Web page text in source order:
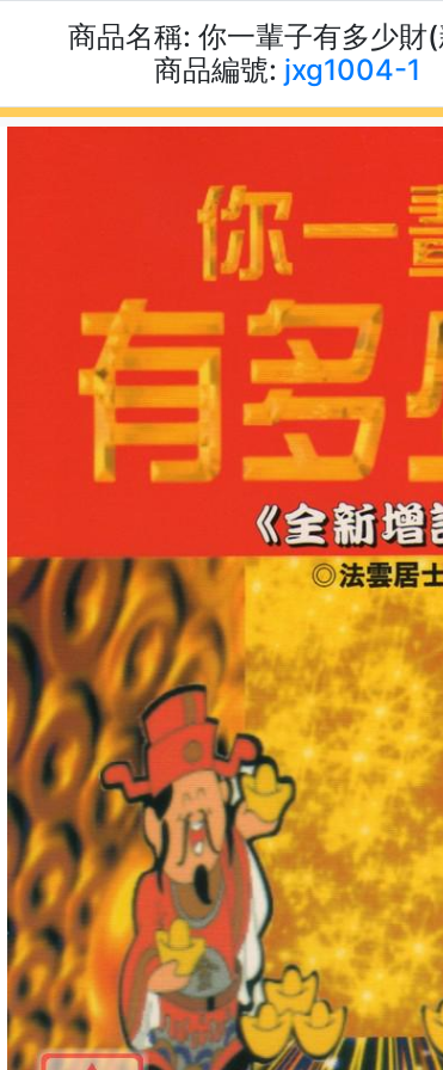
商品名稱: 你一輩子有多少財
商品編號: jxg1004-1